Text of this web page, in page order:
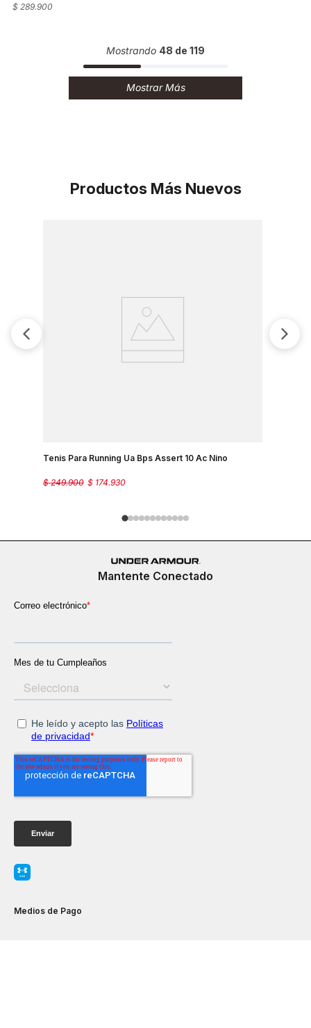
$ 289.900
Mostrando 48 de 119
Mostrar Más
Productos Más Nuevos
Tenis Para Running Ua Bps Assert 10 Ac Nino
$ 174.930
$ 249.900
Mantente Conectado
Medios de Pago